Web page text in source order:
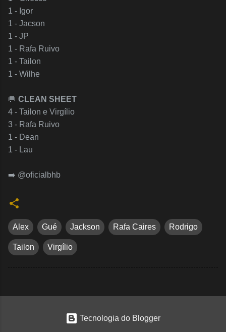
1 - Igor
1 - Jacson
1 - JP
1 - Rafa Ruivo
1 - Tailon
1 - Wilhe
🥅 CLEAN SHEET
4 - Tailon e Virgílio
3 - Rafa Ruivo
1 - Dean
1 - Lau
➡️ @oficialbhb
Alex Gué Jackson Rafa Caires Rodrigo
Tailon Virgílio
Tecnologia do Blogger